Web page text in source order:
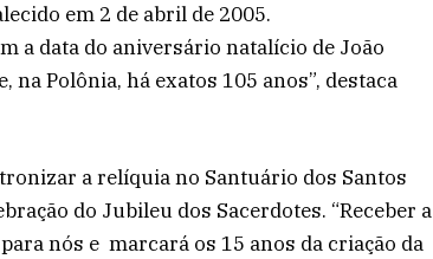
em 2 de abril de 2005.
a data do aniversário natalício de João
na Polônia, há exatos 105 anos”, destaca
a relíquia no Santuário dos Santos
do Jubileu dos Sacerdotes. “Receber a
nós e marcará os 15 anos da criação da